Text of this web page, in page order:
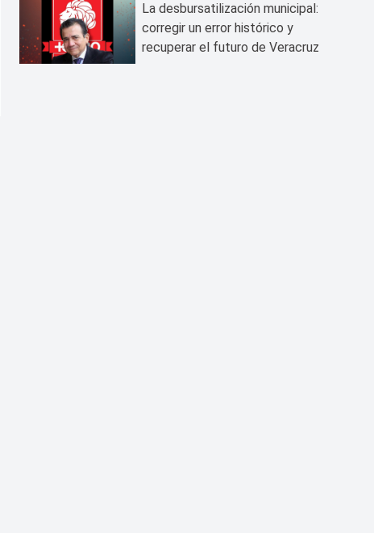
La desbursatilización municipal:
corregir un error histórico y
recuperar el futuro de Veracruz